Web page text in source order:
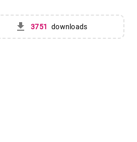
get_app 3751 downloads